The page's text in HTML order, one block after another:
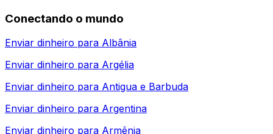
Conectando o mundo
Enviar dinheiro para Albânia
Enviar dinheiro para Argélia
Enviar dinheiro para Antigua e Barbuda
Enviar dinheiro para Argentina
Enviar dinheiro para Armênia